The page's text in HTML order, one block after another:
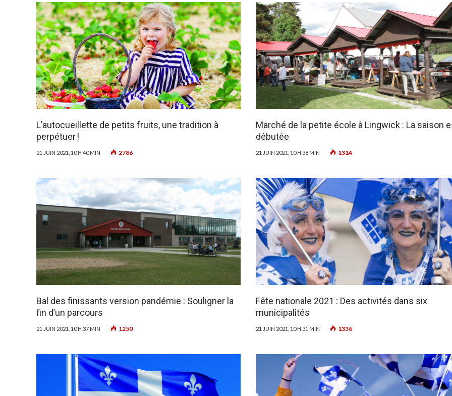
L’autocueillette de petits fruits, une tradition à
perpétuer !
21 JUIN 2021, 10 H 40 MIN 2786
Marché de la petite école à Lingwick : La saison
débutée
21 JUIN 2021, 10 H 38 MIN 1314
Bal des finissants version pandémie : Souligner la
fin d’un parcours
21 JUIN 2021, 10 H 37 MIN 1250
Fête nationale 2021 : Des activités dans six
municipalités
21 JUIN 2021, 10 H 31 MIN 1336